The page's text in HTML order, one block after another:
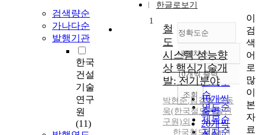
검색량순
가나다순
발행기관
한국
건설
기술
연구
원
(11)
한글로보기
정확도순
정확도
순
인기도
순
연도순
제목순
저자순
내림차순
내림차순
10개씩 출력
10개씩
출력
20개씩
조회
1
철
도
시스템 성능향
상 핵심기술개
발: 전기분야
박현준,김길동,장동
욱(한국철도기술연
구원)외
한국철도기술연
이
검
색
어
로
많
이
본
자
료